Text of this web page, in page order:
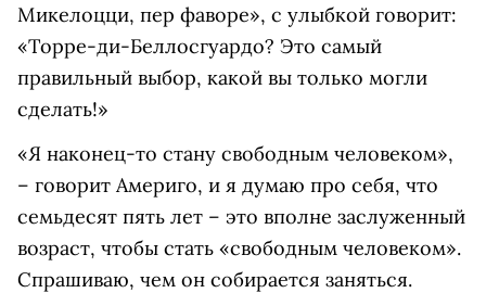
Микелоцци, пер фаворе», с улыбкой говорит:
«Торре-ди-Беллосгуардо? Это самый
правильный выбор, какой вы только могли
сделать!»
«Я наконец-то стану свободным человеком»,
– говорит Америго, и я думаю про себя, что
семьдесят пять лет – это вполне заслуженный
возраст, чтобы стать «свободным человеком».
Спрашиваю, чем он собирается заняться.